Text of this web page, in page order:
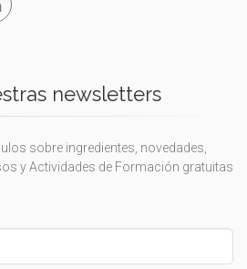
newsletters
sobre ingredientes, novedades,
y Actividades de Formación gratuitas